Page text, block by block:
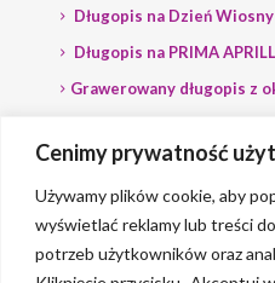
Cenimy prywatność
Używamy plików cookie, aby
wyświetlać reklamy lub treści
potrzeb użytkowników oraz
Długopis na Dzień Wiosny
Długopis na PRIMA
Grawerowany długopis z
Grawerowany długopis